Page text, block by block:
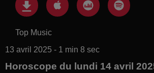
Top Music
13 avril 2025 - 1 min 8 sec
Horoscope du lundi 14 avril